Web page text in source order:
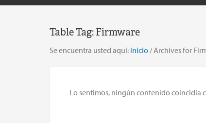
Table Tag:Firmware
Se encuentra usted aquí: Inicio /Archives for
Lo sentimos, ningún contenido coincidía